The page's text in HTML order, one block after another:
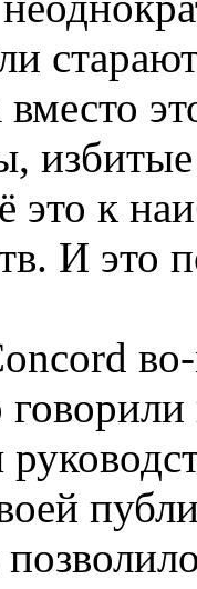
вместо
это к
И это